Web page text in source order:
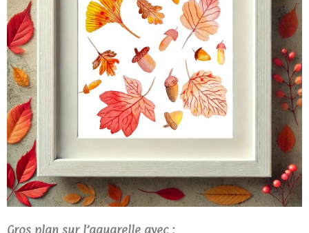
Gros plan sur l’aquarelle avec :